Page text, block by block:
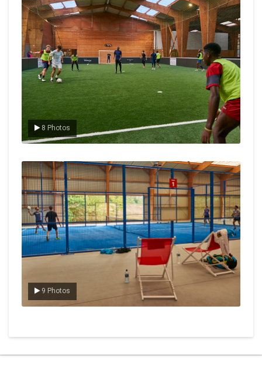
8 Photos
Le foot en salle
9 Photos
Le padel